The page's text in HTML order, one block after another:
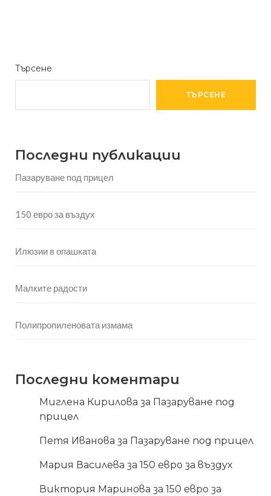
Търсене
ТЪРСЕНЕ
Последни публикации
Пазаруване под прицел
150 евро за въздух
Илюзии в опашката
Малките радости
Полипропиленовата измама
Последни коментари
Миглена Кирилова за Пазаруване под
прицел
Петя Иванова за Пазаруване под прицел
Мария Василева за 150 евро за въздух
Виктория Маринова за 150 евро за